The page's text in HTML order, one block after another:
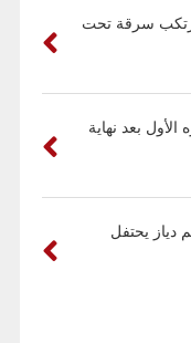
سرقة تحت
بعد نهاية
دياز يحتفل